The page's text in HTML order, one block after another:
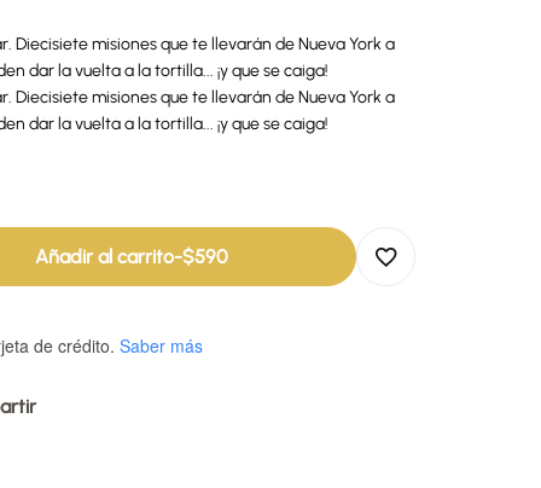
Diecisiete misiones que te llevarán de Nueva York a
dar la vuelta a la tortilla... ¡y que se caiga!
Diecisiete misiones que te llevarán de Nueva York a
dar la vuelta a la tortilla... ¡y que se caiga!
Añadir al carrito-$590
de crédito. Saber más